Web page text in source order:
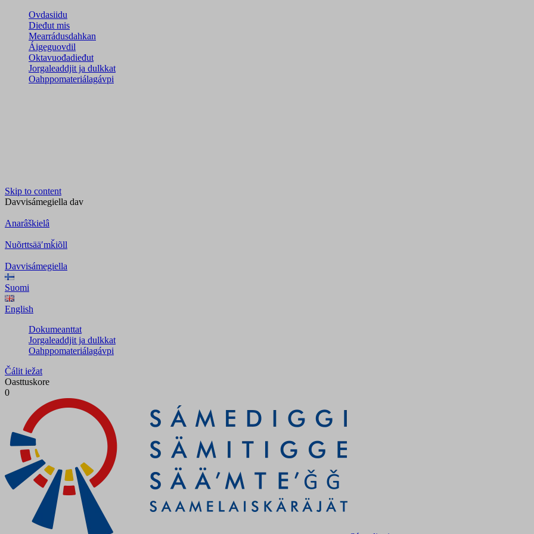
Ovdasiidu
Dieđut mis
Mearrádusdahkan
Áigeguovdil
Oktavuođadieđut
Jorgaleaddjit ja dulkkat
Oahppomateriálagávpi
Skip to content
Davvisámegiella dav
Anarâškielâ
Nuõrttsääʹmǩiõll
Davvisámegiella
Suomi
English
Dokumeanttat
Jorgaleaddjit ja dulkkat
Oahppomateriálagávpi
Čálit iežat
Oasttuskore
0